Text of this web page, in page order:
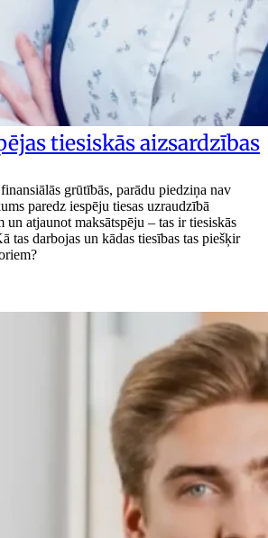
tiesiskās aizsardzības
grūtībās, parādu piedziņa nav
paredz iespēju tiesas uzraudzībā
atjaunot maksātspēju – tas ir tiesiskās
tas darbojas un kādas tiesības tas piešķir